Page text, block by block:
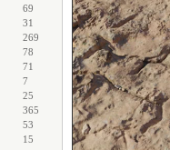
69
31
269
78
71
7
25
365
53
15